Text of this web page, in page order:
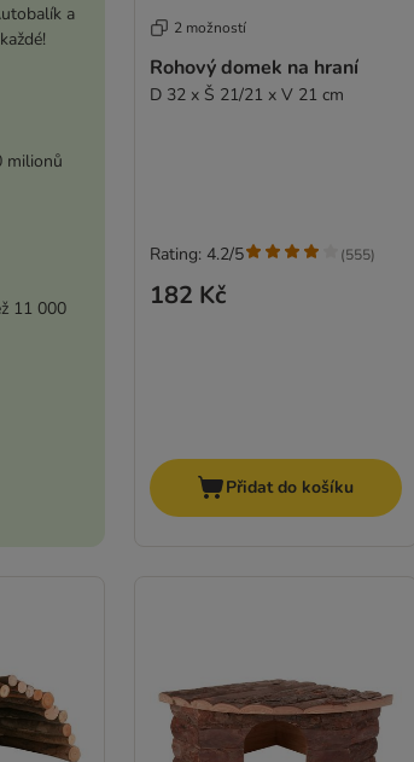
a
milionů
11 000
2 možností
Rohový domek na hraní
D 32 x Š 21/21 x V 21 cm
182 Kč
Rating: 4.2/5 (555)
Přidat do košíku